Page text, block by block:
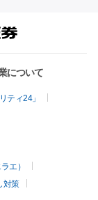
について
ティ24」
エ）
対策